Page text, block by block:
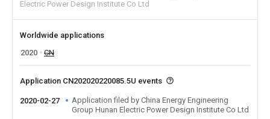
Electric Power Design Institute Co Ltd
Worldwide applications
2020
CN
Application CN202020220085.5U events
2020-02-27
Application filed by China Energy Engineering
Group Hunan Electric Power Design Institute Co Ltd